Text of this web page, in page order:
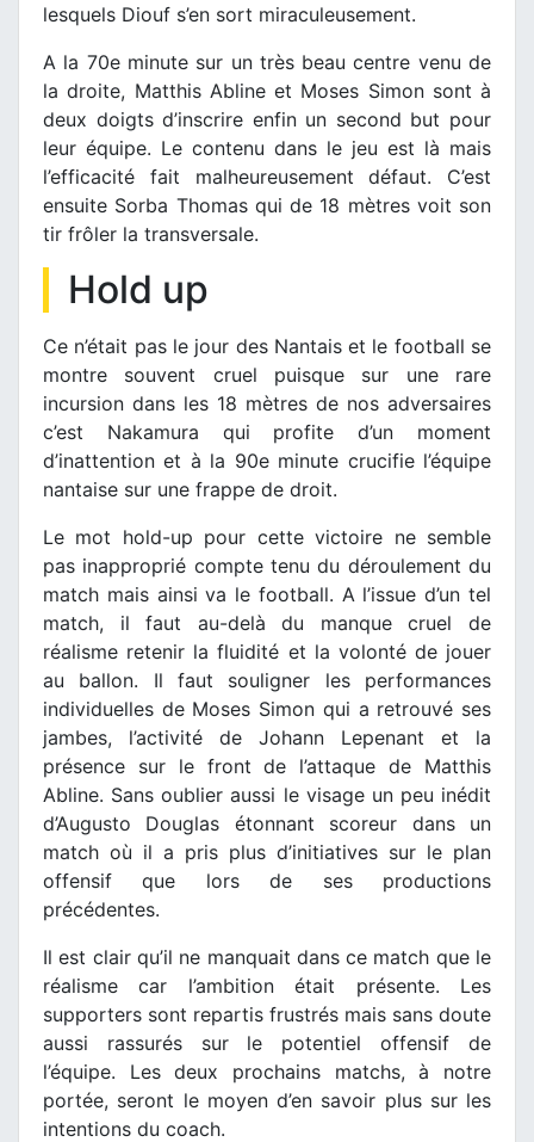
lesquels Diouf s’en sort miraculeusement.
A la 70e minute sur un très beau centre venu de
la droite, Matthis Abline et Moses Simon sont à
deux doigts d’inscrire enfin un second but pour
leur équipe. Le contenu dans le jeu est là mais
l’efficacité fait malheureusement défaut. C’est
ensuite Sorba Thomas qui de 18 mètres voit son
tir frôler la transversale.
Hold up
Ce n’était pas le jour des Nantais et le football se
montre souvent cruel puisque sur une rare
incursion dans les 18 mètres de nos adversaires
c’est Nakamura qui profite d’un moment
d’inattention et à la 90e minute crucifie l’équipe
nantaise sur une frappe de droit.
Le mot hold-up pour cette victoire ne semble
pas inapproprié compte tenu du déroulement du
match mais ainsi va le football. A l’issue d’un tel
match, il faut au-delà du manque cruel de
réalisme retenir la fluidité et la volonté de jouer
au ballon. Il faut souligner les performances
individuelles de Moses Simon qui a retrouvé ses
jambes, l’activité de Johann Lepenant et la
présence sur le front de l’attaque de Matthis
Abline. Sans oublier aussi le visage un peu inédit
d’Augusto Douglas étonnant scoreur dans un
match où il a pris plus d’initiatives sur le plan
offensif que lors de ses productions
précédentes.
Il est clair qu’il ne manquait dans ce match que le
réalisme car l’ambition était présente. Les
supporters sont repartis frustrés mais sans doute
aussi rassurés sur le potentiel offensif de
l’équipe. Les deux prochains matchs, à notre
portée, seront le moyen d’en savoir plus sur les
intentions du coach.